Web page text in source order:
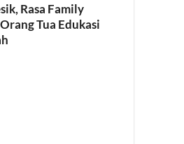
Rasa Family
Tua Edukasi